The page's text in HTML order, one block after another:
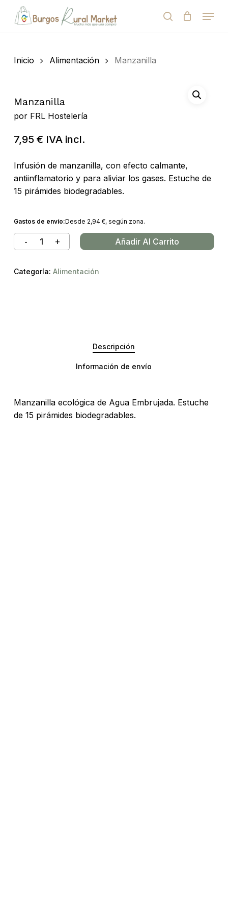
de
search
Menu
Cart
Inicio Alimentación Manzanilla
Manzanilla
por FRL Hostelería
7,95 € IVA incl.
Infusión de manzanilla, con efecto calmante,
antiinflamatorio y para aliviar los gases. Estuche de
15 pirámides biodegradables.
Gastos de envío:Desde 2,94 €, según zona.
Añadir Al Carrito
Categoría: Alimentación
Descripción
Información de envío
Manzanilla ecológica de Agua Embrujada. Estuche
de 15 pirámides biodegradables.